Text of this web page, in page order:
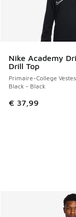
Nike Academy
Drill Top
Primaire-College
Black - Black
€ 37,99